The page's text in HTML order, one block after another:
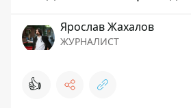
Ярослав Жахалов
ЖУРНАЛИСТ
👍